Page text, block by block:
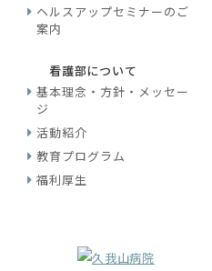
ヘルスアップセミナーのご
案内
看護部について
基本理念・方針・メッセー
ジ
活動紹介
教育プログラム
福利厚生